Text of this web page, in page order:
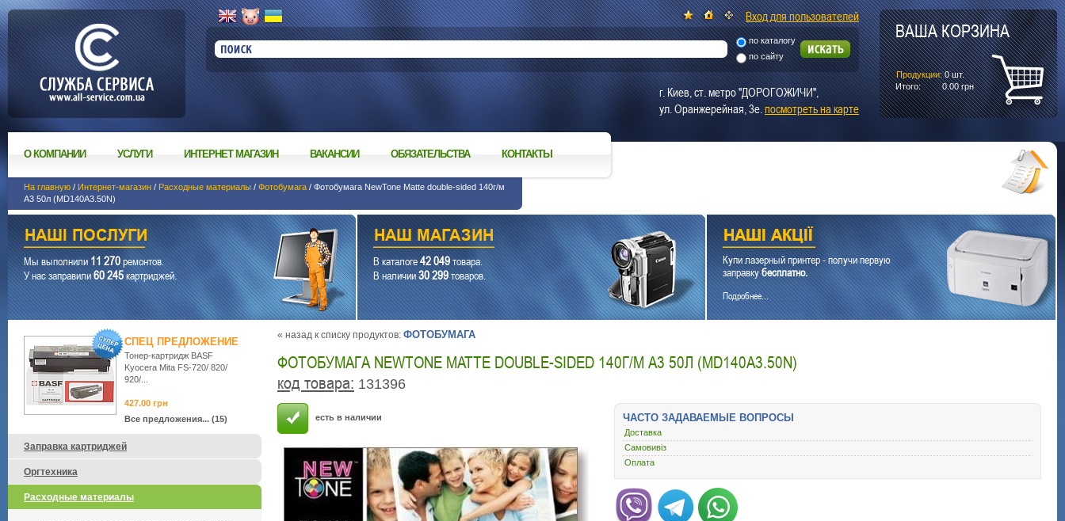
О КОМПАНИИ УСЛУГИ ИНТЕРНЕТ МАГАЗИН ВАКАНСИИ ОБЯЗАТЕЛЬСТВА КОНТАКТЫ
На главную / Интернет-магазин / Расходные материалы / Фотобумага / Фотобумага NewTone Matte double-sided 140г/м
A3 50л (MD140A3.50N)
Мы выполнили11 270ремонтов.
У нас заправили60 245картриджей.
В каталоге42 049товара.
В наличии30 299товаров.
Купи лазерный принтер - получи первую
заправкубесплатно.
Подробнее...
« назад к списку продуктов: ФОТОБУМАГА
ФОТОБУМАГА NEWTONE MATTE DOUBLE-SIDED 140Г/М A3 50Л (MD140A3.50N)
код товара: 131396
есть в наличии ЧАСТО ЗАДАВАЕМЫЕ ВОПРОСЫ
Доставка
Самовивіз
Оплата
СПЕЦ ПРЕДЛОЖЕНИЕ
Тонер-картридж BASF
Kyocera Mita FS-720/ 820/
920/...
427.00 грн
Все предложения... (15)
Заправка картриджей
Оргтехника
Расходные материалы
ВАША КОРЗИНА
Продукции: 0шт.
Итого:
0.00 грн
Вход для пользователей
по каталогу
по сайту
г. Киев, ст. метро "ДОРОГОЖИЧИ",
ул. Оранжерейная, 3е.посмотреть на карте